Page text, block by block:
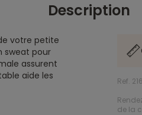
Description
votre petite
sweat pour
assurent
aide les
Ref.
de la